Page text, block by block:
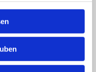
- Tierärztinnen,
und Auszubildende
